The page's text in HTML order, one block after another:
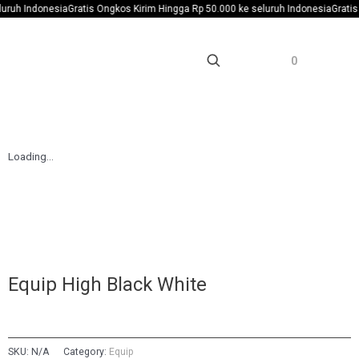
IndonesiaGratis Ongkos Kirim Hingga Rp 50.000 ke seluruh IndonesiaGratis
0
Loading...
Equip High Black White
SKU: N/A Category: Equip